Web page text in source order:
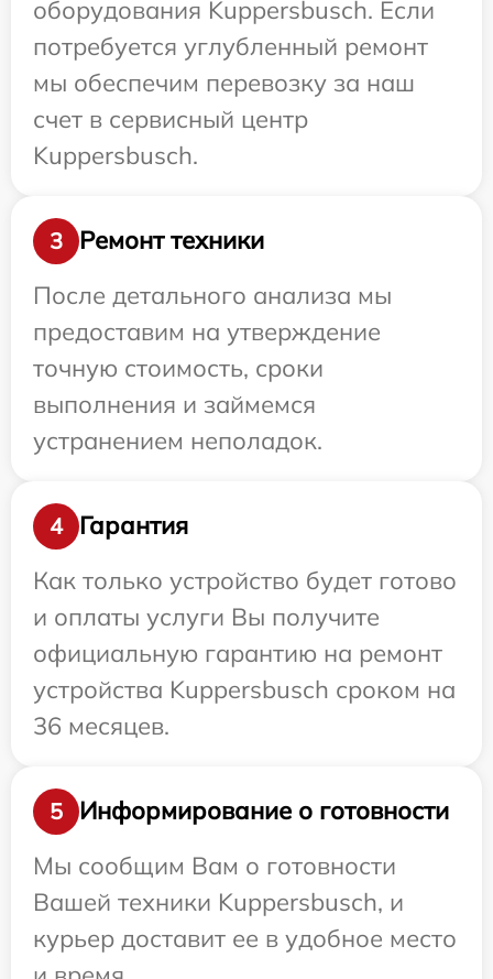
оборудования Kuppersbusch. Если
потребуется углубленный ремонт
мы обеспечим перевозку за наш
счет в сервисный центр
Kuppersbusch.
3
Ремонт техники
После детального анализа мы
предоставим на утверждение
точную стоимость, сроки
выполнения и займемся
устранением неполадок.
4
Гарантия
Как только устройство будет готово
и оплаты услуги Вы получите
официальную гарантию на ремонт
устройства Kuppersbusch сроком на
36 месяцев.
5
Информирование о готовности
Мы сообщим Вам о готовности
Вашей техники Kuppersbusch, и
курьер доставит ее в удобное место